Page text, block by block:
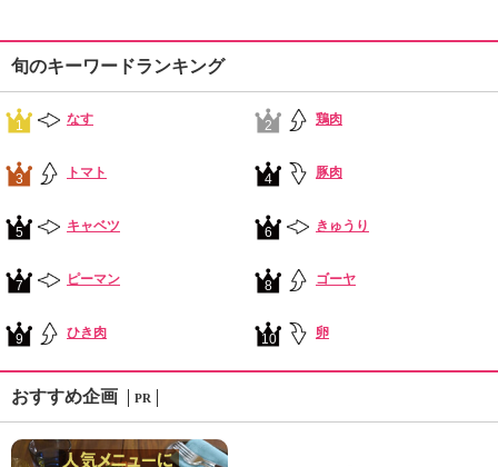
旬のキーワードランキング
1 なす 2 鶏肉
3 トマト 4 豚肉
5 キャベツ 6 きゅうり
7 ピーマン 8 ゴーヤ
9 ひき肉 10 卵
おすすめ企画 PR